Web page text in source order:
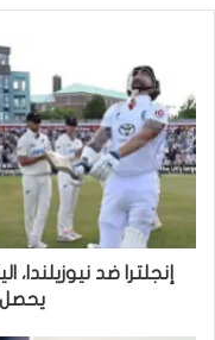
إنجلترا ضد نيوزيلندا،